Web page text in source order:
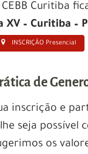
CEBB Curitiba
XV – Curitiba –
INSCRIÇÃO Presencial
de
inscrição e
seja possível
os